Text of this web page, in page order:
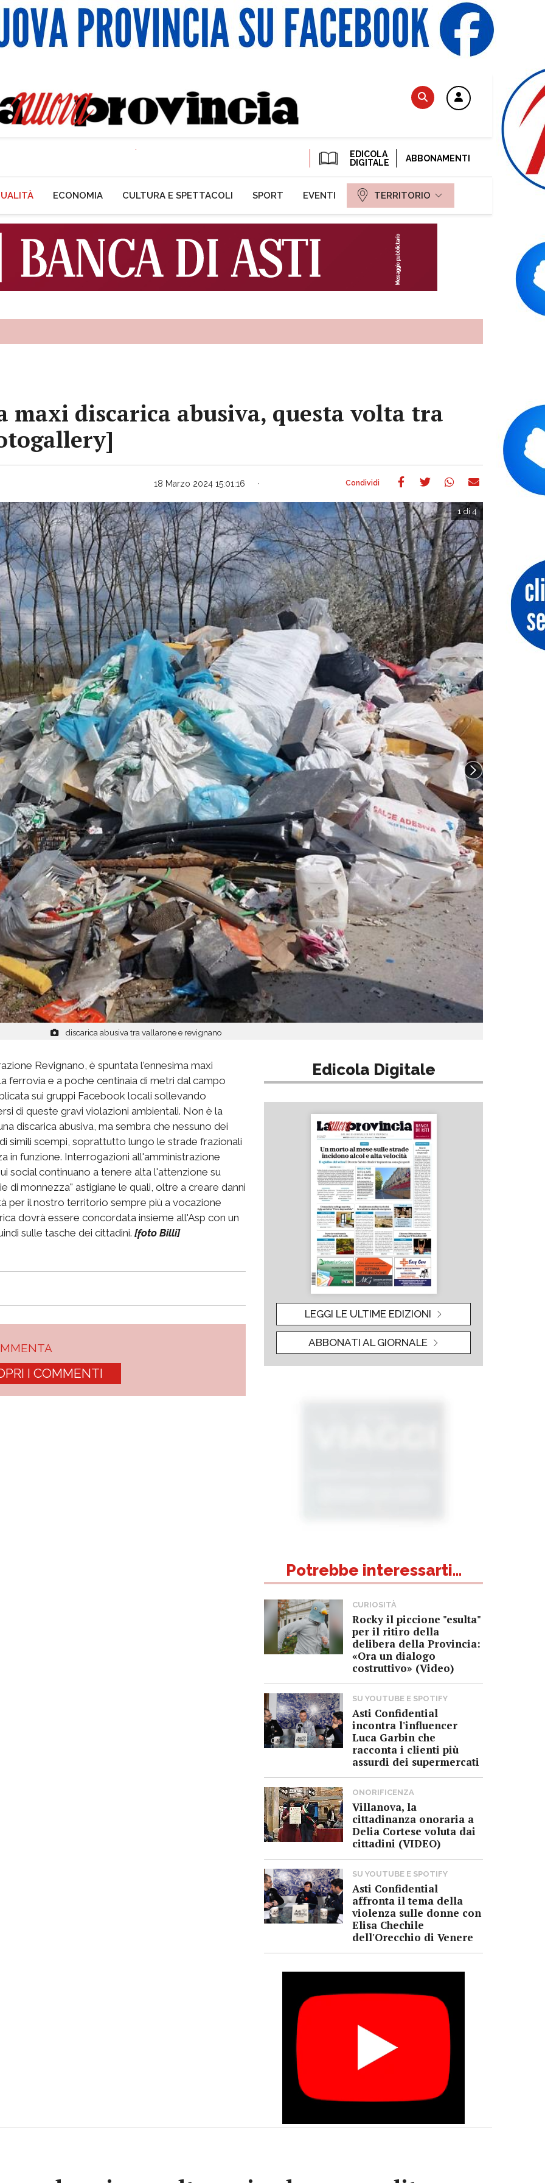
EDICOLA
DIGITALE
ABBONAMENTI
ECONOMIA CULTURA E SPETTACOLI SPORT EVENTI TERRITORIO
maxi discarica abusiva, questa volta tra
18 Marzo 2024 15:01:16
discarica abusiva tra vallarone e revignano
1 di 4
Revignano, è spuntata l'ennesima maxi
ferrovia e a poche centinaia di metri dal campo
sui gruppi Facebook locali sollevando
di queste gravi violazioni ambientali. Non è la
discarica abusiva, ma sembra che nessuno dei
simili scempi, soprattutto lungo le strade frazionali
in funzione. Interrogazioni all'amministrazione
social continuano a tenere alta l'attenzione su
monnezza" astigiane le quali, oltre a creare danni
per il nostro territorio sempre più a vocazione
dovrà essere concordata insieme all'Asp con un
sulle tasche dei cittadini. [foto Billi]
I COMMENTI
Edicola Digitale
LEGGI LE ULTIME EDIZIONI
ABBONATI AL GIORNALE
Potrebbe interessarti...
CURIOSITÀ
Rocky il piccione "esulta"
per il ritiro della
delibera della Provincia:
«Ora un dialogo
costruttivo» (Video)
SU YOUTUBE E SPOTIFY
Asti Confidential
incontra l'influencer
Luca Garbin che
racconta i clienti più
assurdi dei supermercati
ONORIFICENZA
Villanova, la
cittadinanza onoraria a
Delia Cortese voluta dai
cittadini (VIDEO)
SU YOUTUBE E SPOTIFY
Asti Confidential
affronta il tema della
violenza sulle donne con
Elisa Chechile
dell'Orecchio di Venere